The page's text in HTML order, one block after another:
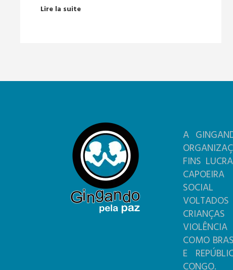
Lire la suite
A
FINS
SOCIAL
COMO
E